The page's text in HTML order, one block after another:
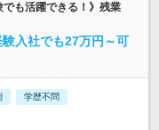
も活躍できる！》残業
入社でも27万円～可
学歴不問